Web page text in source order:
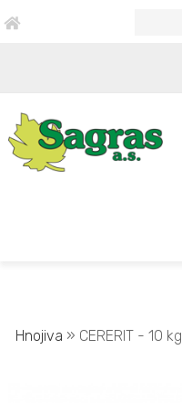
Hnojiva » CERERIT - 10 kg